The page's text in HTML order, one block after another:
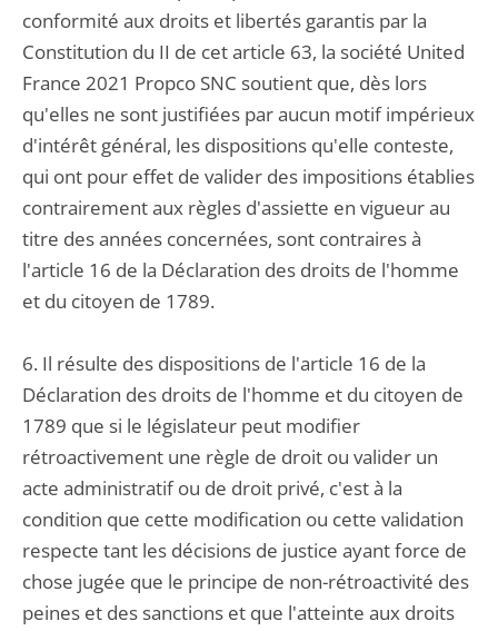
conformité aux droits et libertés garantis par la
Constitution du II de cet article 63, la société United
France 2021 Propco SNC soutient que, dès lors
qu'elles ne sont justifiées par aucun motif impérieux
d'intérêt général, les dispositions qu'elle conteste,
qui ont pour effet de valider des impositions établies
contrairement aux règles d'assiette en vigueur au
titre des années concernées, sont contraires à
l'article 16 de la Déclaration des droits de l'homme
et du citoyen de 1789.
6. Il résulte des dispositions de l'article 16 de la
Déclaration des droits de l'homme et du citoyen de
1789 que si le législateur peut modifier
rétroactivement une règle de droit ou valider un
acte administratif ou de droit privé, c'est à la
condition que cette modification ou cette validation
respecte tant les décisions de justice ayant force de
chose jugée que le principe de non-rétroactivité des
peines et des sanctions et que l'atteinte aux droits